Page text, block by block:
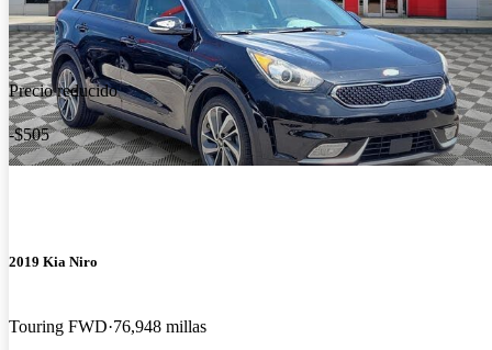
Precio reducido
-$505
2019 Kia Niro
Touring FWD 76,948 millas